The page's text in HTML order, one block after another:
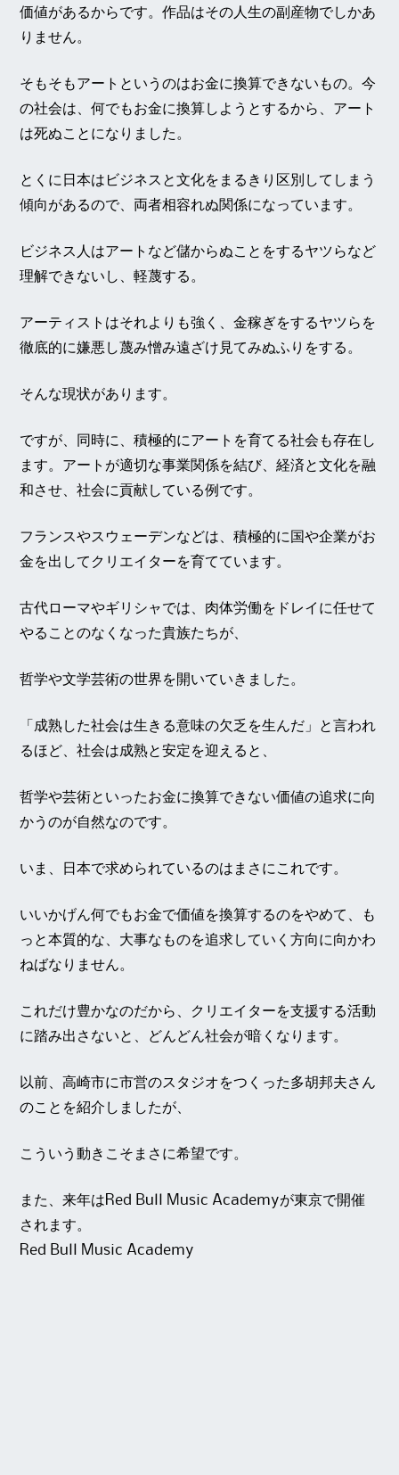
価値があるからです。作品はその人生の副産物でしかあ
りません。
そもそもアートというのはお金に換算できないもの。今
の社会は、何でもお金に換算しようとするから、アート
は死ぬことになりました。
とくに日本はビジネスと文化をまるきり区別してしまう
傾向があるので、両者相容れぬ関係になっています。
ビジネス人はアートなど儲からぬことをするヤツらなど
理解できないし、軽蔑する。
アーティストはそれよりも強く、金稼ぎをするヤツらを
徹底的に嫌悪し蔑み憎み遠ざけ見てみぬふりをする。
そんな現状があります。
ですが、同時に、積極的にアートを育てる社会も存在し
ます。アートが適切な事業関係を結び、経済と文化を融
和させ、社会に貢献している例です。
フランスやスウェーデンなどは、積極的に国や企業がお
金を出してクリエイターを育てています。
古代ローマやギリシャでは、肉体労働をドレイに任せて
やることのなくなった貴族たちが、
哲学や文学芸術の世界を開いていきました。
「成熟した社会は生きる意味の欠乏を生んだ」と言われ
るほど、社会は成熟と安定を迎えると、
哲学や芸術といったお金に換算できない価値の追求に向
かうのが自然なのです。
いま、日本で求められているのはまさにこれです。
いいかげん何でもお金で価値を換算するのをやめて、も
っと本質的な、大事なものを追求していく方向に向かわ
ねばなりません。
これだけ豊かなのだから、クリエイターを支援する活動
に踏み出さないと、どんどん社会が暗くなります。
以前、高崎市に市営のスタジオをつくった多胡邦夫さん
のことを紹介しましたが、
こういう動きこそまさに希望です。
また、来年はRed Bull Music Academyが東京で開催
されます。
Red Bull Music Academy